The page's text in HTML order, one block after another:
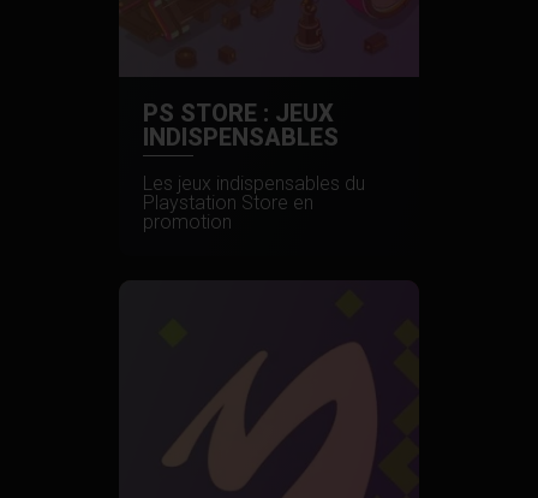
PS STORE : JEUX
INDISPENSABLES
Les jeux indispensables du
Playstation Store en
promotion